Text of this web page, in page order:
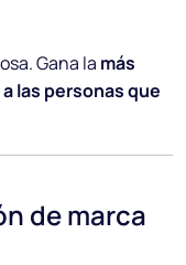
Gana la más
las personas que
de marca